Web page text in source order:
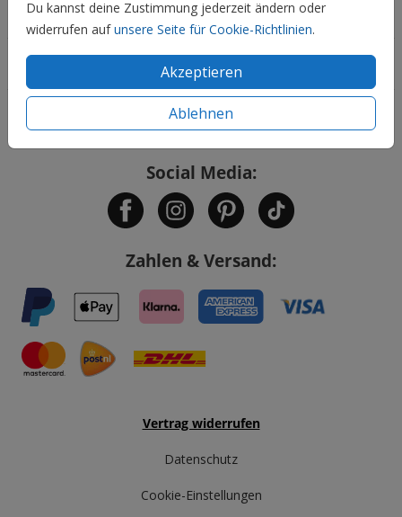
Du kannst deine Zustimmung jederzeit ändern oder
widerrufen aufunsere Seite für Cookie-Richtlinien.
Akzeptieren
Ablehnen
Familie & Feiertage
Informationen
Social Media:
Zahlen & Versand:
Vertrag widerrufen
Datenschutz
Cookie-Einstellungen